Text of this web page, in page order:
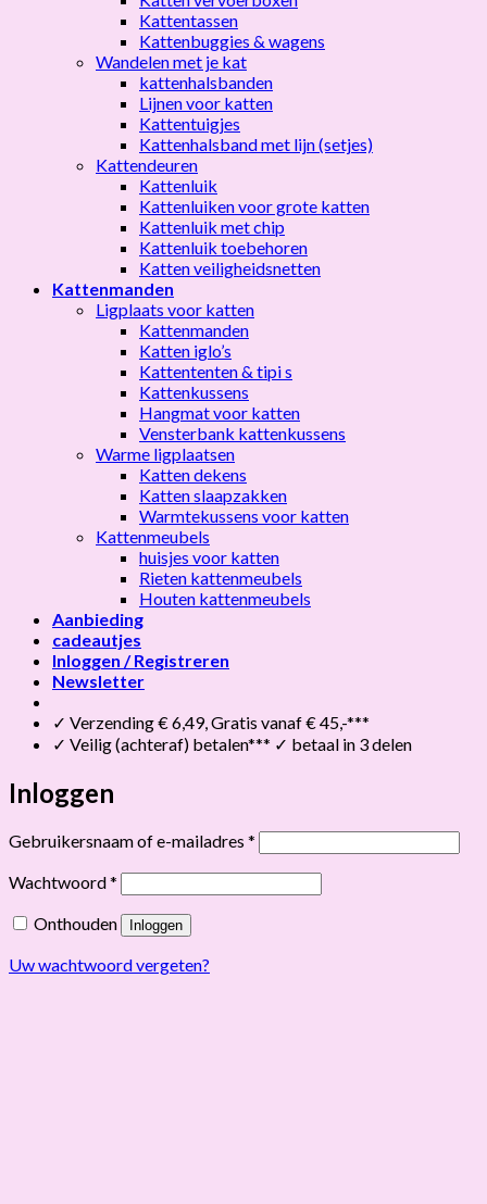
Kattentassen
Kattenbuggies & wagens
Wandelen met je kat
kattenhalsbanden
Lijnen voor katten
Kattentuigjes
Kattenhalsband met lijn (setjes)
Kattendeuren
Kattenluik
Kattenluiken voor grote katten
Kattenluik met chip
Kattenluik toebehoren
Katten veiligheidsnetten
Kattenmanden
Ligplaats voor katten
Kattenmanden
Katten iglo’s
Kattententen & tipi s
Kattenkussens
Hangmat voor katten
Vensterbank kattenkussens
Warme ligplaatsen
Katten dekens
Katten slaapzakken
Warmtekussens voor katten
Kattenmeubels
huisjes voor katten
Rieten kattenmeubels
Houten kattenmeubels
Aanbieding
cadeautjes
Inloggen / Registreren
Newsletter
✓ Verzending € 6,49, Gratis vanaf € 45,-***
✓ Veilig (achteraf) betalen*** ✓ betaal in 3 delen
Inloggen
Gebruikersnaam of e-mailadres * Vereist
Wachtwoord* Vereist
Onthouden Inloggen
Uw wachtwoord vergeten?